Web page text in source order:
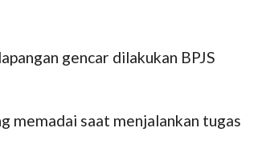
gencar dilakukan BPJS
memadai saat menjalankan tugas